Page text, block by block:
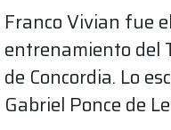
Franco Vivian fue
entrenamiento del
de Concordia. Lo
Gabriel Ponce de